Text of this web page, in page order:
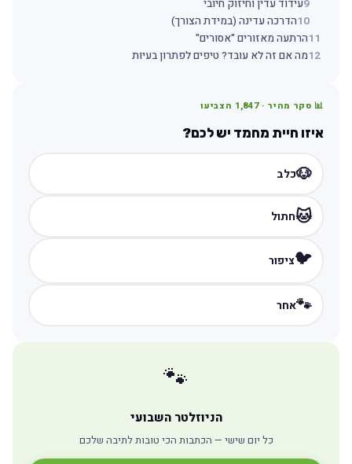
9עידוד עדין וחיזוק חיובי
10הדרכה עדינה (במידת הצורך)
11הרתעה מאזורים "אסורים"
12מה אם זה לא עובד? טיפים לפתרון בעיות
📊 סקר מהיר · 1,847הצביעו
איזו חיית מחמד יש לכם?
🐶כלב
🐱חתול
🐦ציפור
🐾אחר
🐾
הניוזלטר השבועי
כל יום שישי — הכתבות הכי טובות לתיבה שלכם